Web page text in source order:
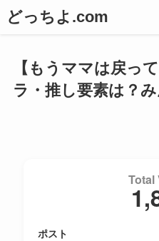
どっちよ.com
【もうママは戻っ
ラ・推し要素は？
Total
ポスト